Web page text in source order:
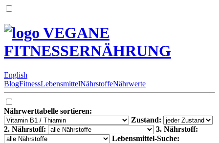
VEGANE
FITNESSERNÄHRUNG
English
BlogFitnessLebensmittelNährstoffeNährwerte
Nährwerttabelle sortieren:
Zustand:
2. Nährstoff:
3. Nährstoff:
Lebensmittel-Suche: